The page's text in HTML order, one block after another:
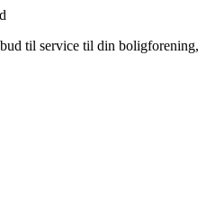
til service til din boligforening,